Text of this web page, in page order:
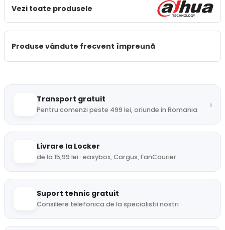
Vezi toate produsele
Produse vândute frecvent împreună
Transport gratuit
Pentru comenzi peste 499 lei, oriunde in Romania ›
Livrare la Locker
de la 15,99 lei · easybox, Cargus, FanCourier
Suport tehnic gratuit
Consiliere telefonica de la specialistii nostri